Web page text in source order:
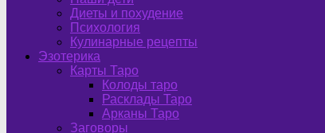
Диеты и похудение
Психология
Кулинарные рецепты
Эзотерика
Карты Таро
Колоды таро
Расклады Таро
Арканы Таро
Заговоры